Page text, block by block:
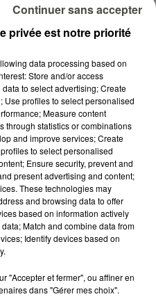
DE LA RÉGION ET
DE LA RÉDACTION
MOBILE
Voir toute l'équipe RCA
DIMITRI COUTAND
Journaliste
privée est notre priorité
data processing based on
Store and/or access
to select advertising; Create
profiles to select personalised
Measure content
through statistics or combinations
and improve services; Create
to select personalised
Ensure security, prevent and
present advertising and content;
These technologies may
and browsing data to offer
based on information actively
Match and combine data from
Identify devices based on
"Accepter et fermer", ou affiner en
dans "Gérer mes choix".
Continuer sans accepter